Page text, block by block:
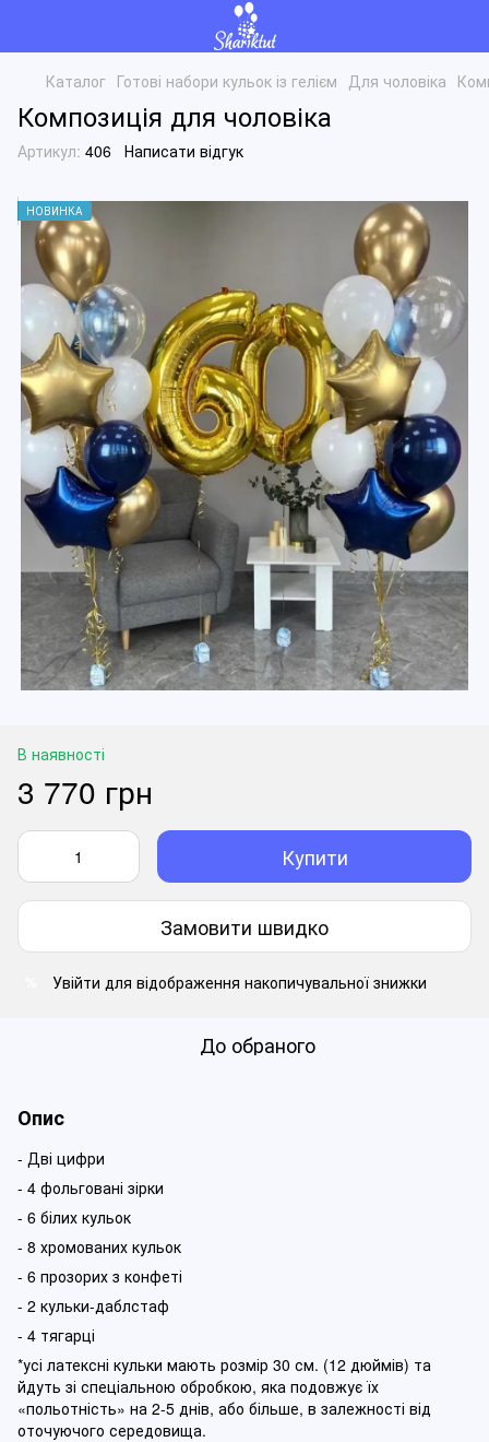
Каталог Готові набори кульок із гелієм Для чоловіка
Композиція для чоловіка
Артикул: 406 Написати відгук
НОВИНКА
В наявності
3 770 грн
Купити
Замовити швидко
Увійти для відображення накопичувальної знижки
До обраного
Опис
- Дві цифри
- 4 фольговані зірки
- 6 білих кульок
- 8 хромованих кульок
- 6 прозорих з конфеті
- 2 кульки-даблстаф
- 4 тягарці
*усі латексні кульки мають розмір 30 см. (12 дюймів) та
йдуть зі спеціальною обробкою, яка подовжує їх
«польотність» на 2-5 днів, або більше, в залежності від
оточуючого середовища.